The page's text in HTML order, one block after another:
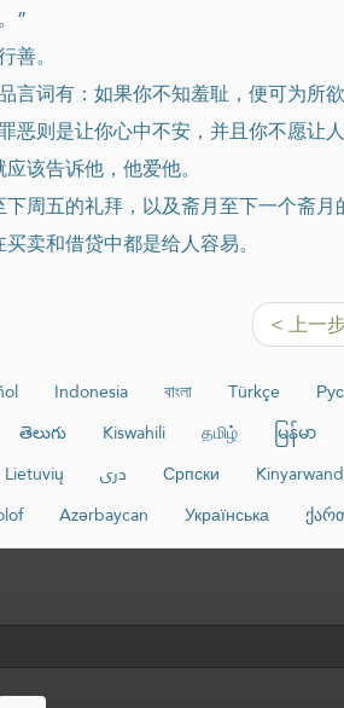
”
。
言词有：如果你不知羞耻，便可为所
恶则是让你心中不安，并且你不愿让人
该告诉他，他爱他。
周五的礼拜，以及斋月至下一个斋月
卖和借贷中都是给人容易。
< 上一
Indonesia বাংলা Türkçe
తెలుగు Kiswahili தமிழ் မြန်မာ
Lietuvių دری Српски
Azərbaycan Українська